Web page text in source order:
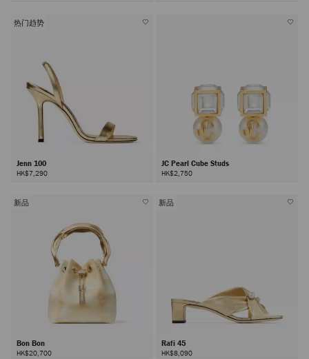
热门趋势
Jenn 100
HK$7,290
JC Pearl Cube Studs
HK$2,750
新品
Bon Bon
HK$20,700
新品
Rafi 45
HK$8,090